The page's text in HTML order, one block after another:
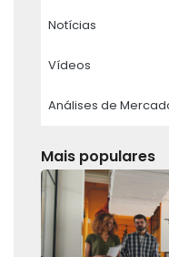
Notícias
Vídeos
Análises de
Mais populares